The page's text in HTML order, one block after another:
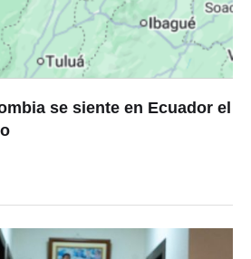
se siente en Ecuador el